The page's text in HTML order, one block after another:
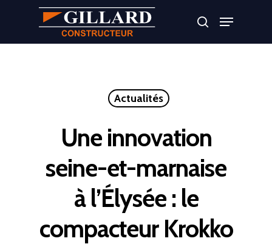
Actualités
Une innovation
seine-et-marnaise
à l’Élysée : le
compacteur Krokko